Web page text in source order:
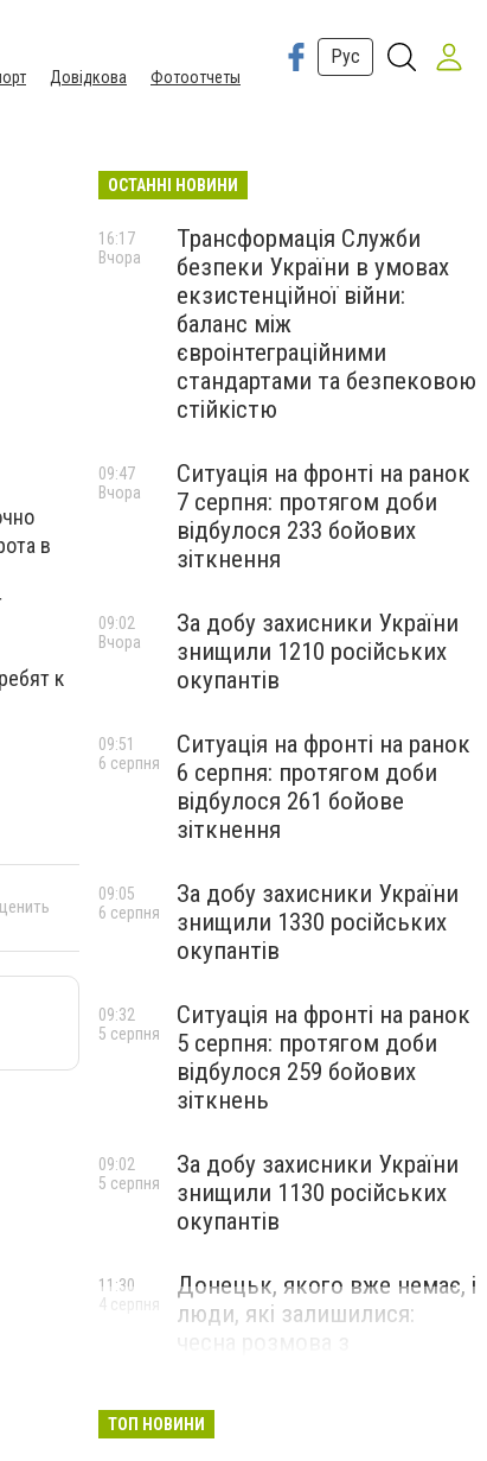
Довідкова Фотоотчеты
Рус
в
к
ОСТАННІ НОВИНИ
Трансформація Служби
безпеки України в умовах
екзистенційної війни:
баланс між
євроінтеграційними
стандартами та безпековою
стійкістю
16:17
Вчора
Ситуація на фронті на ранок
7 серпня: протягом доби
відбулося 233 бойових
зіткнення
09:47
Вчора
За добу захисники України
знищили 1210 російських
окупантів
09:02
Вчора
Ситуація на фронті на ранок
6 серпня: протягом доби
відбулося 261 бойове
зіткнення
09:51
6 серпня
За добу захисники України
знищили 1330 російських
окупантів
09:05
6 серпня
Ситуація на фронті на ранок
5 серпня: протягом доби
відбулося 259 бойових
зіткнень
09:32
5 серпня
За добу захисники України
знищили 1130 російських
окупантів
09:02
5 серпня
Донецьк, якого вже немає, і
люди, які залишилися:
11:30
4 серпня
ТОП НОВИНИ